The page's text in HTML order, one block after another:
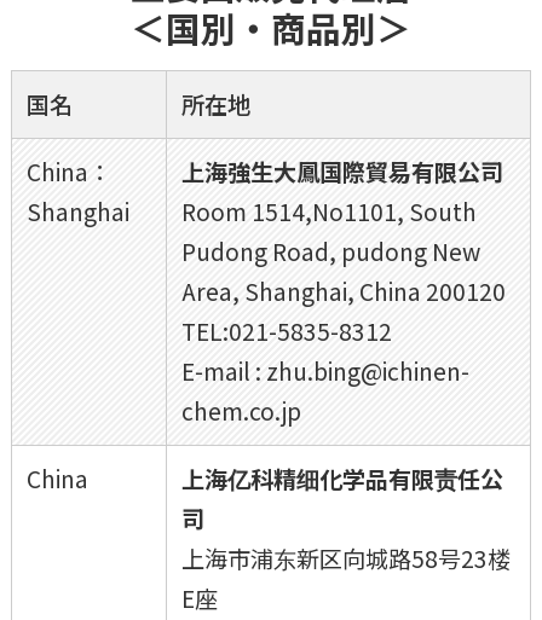
＜国別・商品別＞
国名
所在地
China：
Shanghai
上海強生大鳳国際貿易有限公司
Room 1514,No1101, South
Pudong Road, pudong New
Area, Shanghai, China 200120
TEL:021-5835-8312
E-mail : zhu.bing@ichinen-
chem.co.jp
China
上海亿科精细化学品有限责任公
司
上海市浦东新区向城路58号23楼
E座